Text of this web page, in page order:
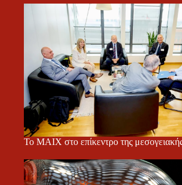
Το ΜΑΙΧ στο επίκεντρο της μεσογειακής